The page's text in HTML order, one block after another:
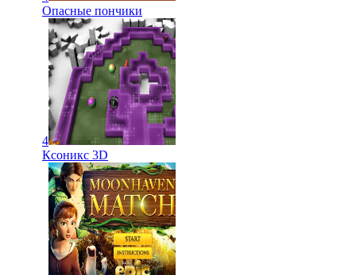
Опасные пончики
4
Ксоникс 3D